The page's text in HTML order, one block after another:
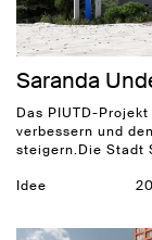
Saranda
Das PIUTD-
verbessern und
steigern.Die Stadt
Idee